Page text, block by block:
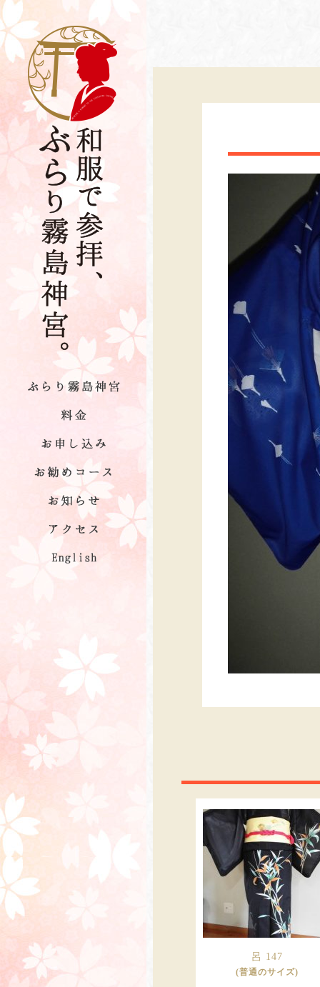
呂 147
(普通のサイズ)